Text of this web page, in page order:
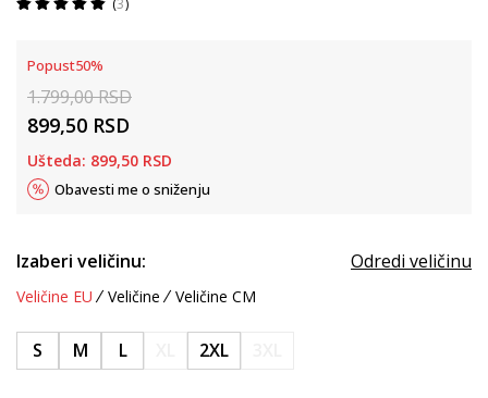
3
Popust50%
1.799,00RSD
899,50 RSD
Ušteda: 899,50 RSD
Obavesti me o sniženju
Izaberi veličinu: Odredi veličinu
Veličine EU Veličine Veličine CM
S M L 2XL